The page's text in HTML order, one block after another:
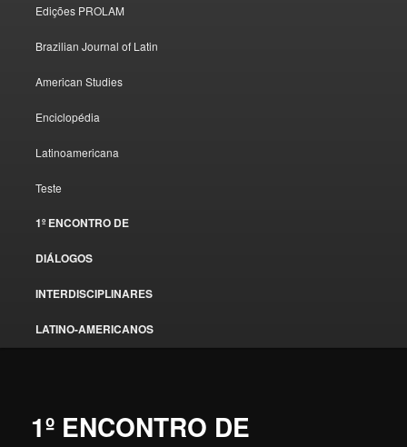
Edições PROLAM
Brazilian Journal of Latin
American Studies
Enciclopédia
Latinoamericana
Teste
1º ENCONTRO DE
DIÁLOGOS
INTERDISCIPLINARES
LATINO-AMERICANOS
1º ENCONTRO DE